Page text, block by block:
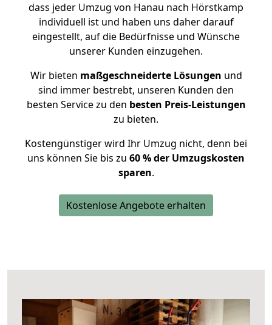
dass jeder Umzug von Hanau nach Hörstkamp
individuell ist und haben uns daher darauf
eingestellt, auf die Bedürfnisse und Wünsche
unserer Kunden einzugehen.
Wir bieten maßgeschneiderte Lösungen und
sind immer bestrebt, unseren Kunden den
besten Service zu den besten Preis-Leistungen
zu bieten.
Kostengünstiger wird Ihr Umzug nicht, denn bei
uns können Sie bis zu 60 % der Umzugskosten
sparen.
Kostenlose Angebote erhalten